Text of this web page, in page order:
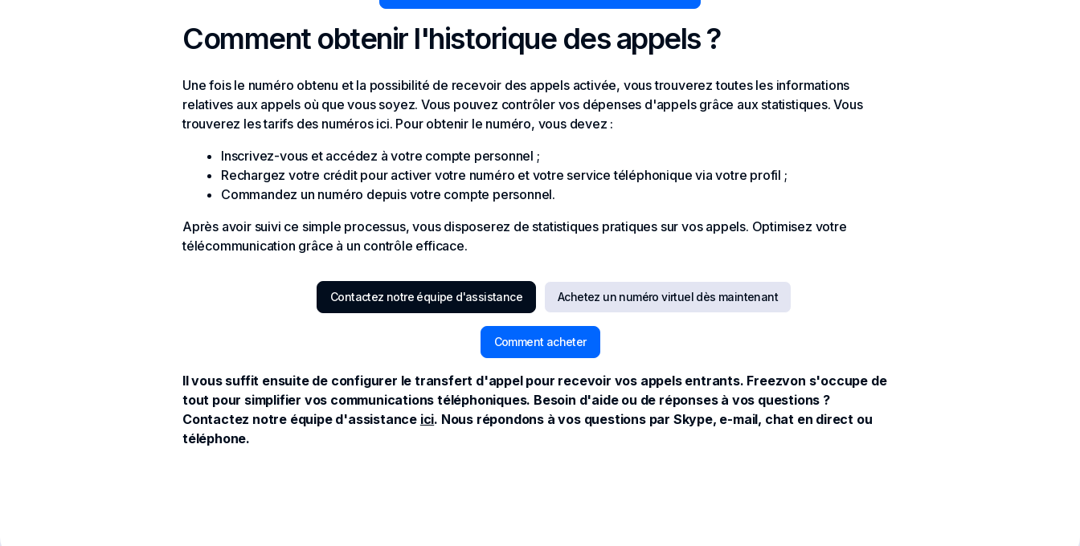
Comment obtenir l'historique des appels ?
Une fois le numéro obtenu et la possibilité de recevoir des appels activée, vous trouverez toutes les informations
relatives aux appels où que vous soyez. Vous pouvez contrôler vos dépenses d'appels grâce aux statistiques. Vous
trouverez les tarifs des numéros ici. Pour obtenir le numéro, vous devez :
Inscrivez-vous et accédez à votre compte personnel ;
Rechargez votre crédit pour activer votre numéro et votre service téléphonique via votre profil ;
Commandez un numéro depuis votre compte personnel.
Après avoir suivi ce simple processus, vous disposerez de statistiques pratiques sur vos appels. Optimisez votre
télécommunication grâce à un contrôle efficace.
Contactez notre équipe d'assistance Achetez un numéro virtuel dès maintenant
Comment acheter
Il vous suffit ensuite de configurer le transfert d'appel pour recevoir vos appels entrants. Freezvon s'occupe de
tout pour simplifier vos communications téléphoniques. Besoin d'aide ou de réponses à vos questions ?
Contactez notre équipe d'assistance ici. Nous répondons à vos questions par Skype, e-mail, chat en direct ou
téléphone.